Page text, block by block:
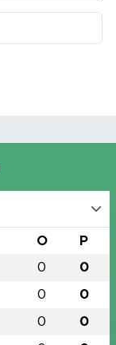
O P
0 0
0 0
0 0